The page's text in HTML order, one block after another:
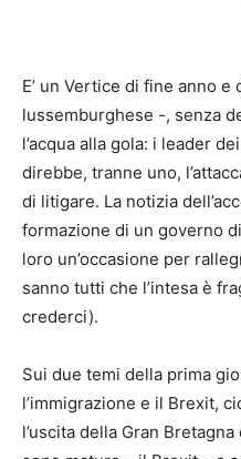
E’ un Vertice di fine anno
lussemburghese -, senza
l’acqua alla gola: i leader
direbbe, tranne uno,
di litigare. La notizia
formazione di un governo
loro un’occasione per
sanno tutti che l’intesa è
crederci).
Sui due temi della prima
l’immigrazione e il Brexit,
l’uscita della Gran